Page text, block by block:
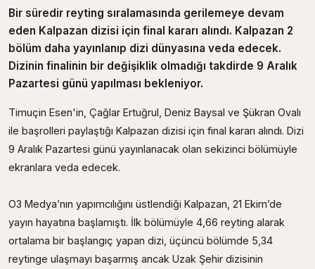
Bir süredir reyting sıralamasında gerilemeye devam
eden Kalpazan dizisi için final kararı alındı. Kalpazan 2
bölüm daha yayınlanıp dizi dünyasına veda edecek.
Dizinin finalinin bir değişiklik olmadığı takdirde 9 Aralık
Pazartesi günü yapılması bekleniyor.
Timuçin Esen'in, Çağlar Ertuğrul, Deniz Baysal ve Şükran Ovalı
ile başrolleri paylaştığı Kalpazan dizisi için final kararı alındı. Dizi
9 Aralık Pazartesi günü yayınlanacak olan sekizinci bölümüyle
ekranlara veda edecek.
O3 Medya’nın yapımcılığını üstlendiği Kalpazan, 21 Ekim’de
yayın hayatına başlamıştı. İlk bölümüyle 4,66 reyting alarak
ortalama bir başlangıç yapan dizi, üçüncü bölümde 5,34
reytinge ulaşmayı başarmış ancak Uzak Şehir dizisinin